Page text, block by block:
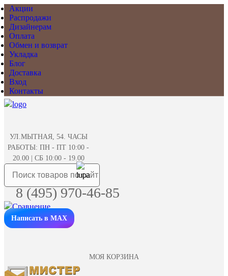
Акции
Распродажи
Дизайнерам
Оплата
Обмен и возврат
Укладка
Блог
Доставка
Вход
Контакты
УЛ.МЫТНАЯ, 54. ЧАСЫ
РАБОТЫ: ПН - ПТ 10:00 -
20.00 | СБ 10:00 - 19.00
8 (495) 970-46-85
Написать в MAX
МОЯ КОРЗИНА